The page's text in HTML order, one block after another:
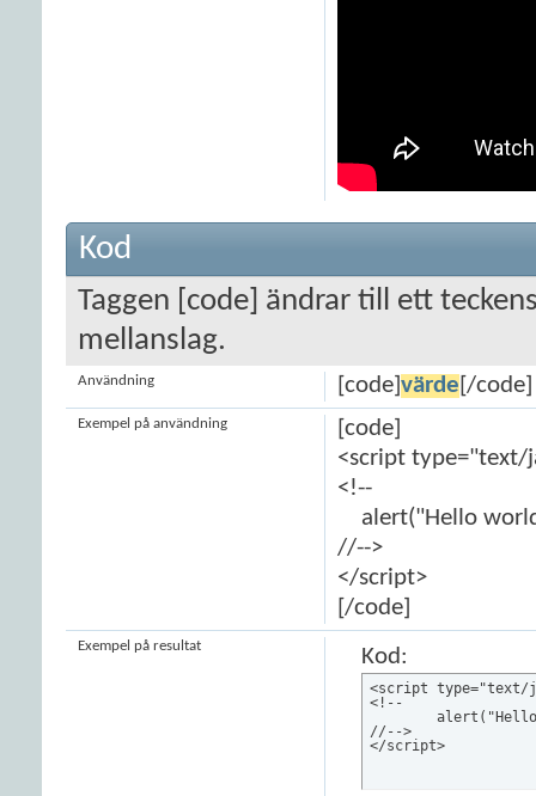
Kod
Taggen [code] ändrar till ett
mellanslag.
[code] värde [/code]
Användning
[code]
<script type="text/
<!--
alert("Hello
//-->
</script>
[/code]
Exempel på användning
Kod:
<script type="text/
<!--
//-->
</script>
Exempel på resultat